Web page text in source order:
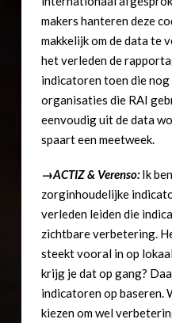
makers hanteren deze
makkelijk om de data te
het verleden de
indicatoren toen die
organisaties die RAI
eenvoudig uit de data
spaart een meetweek.
→ACTIZ & Verenso:Ik
zorginhoudelijke
verleden leiden die
zichtbare verbetering.
steekt vooral in op
krijg je dat op gang?
indicatoren op baseren.
kiezen om wel